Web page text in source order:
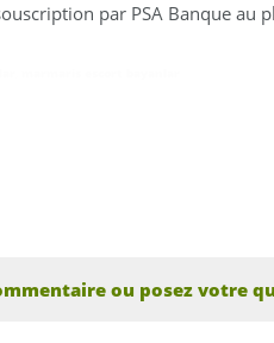
par PSA Banque au
ou posez votre